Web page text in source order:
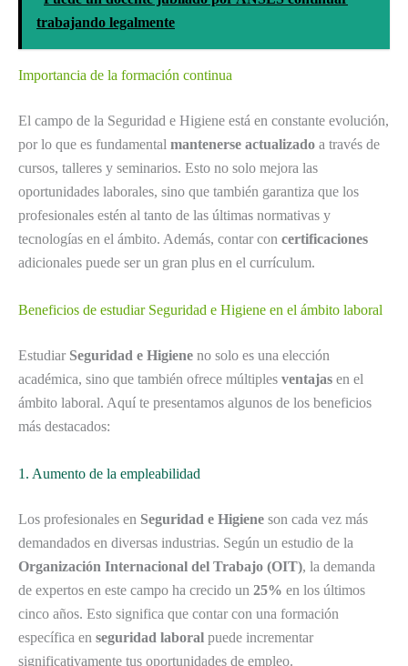
trabajando legalmente
Importancia de la formación continua
El campo de la Seguridad e Higiene está en constante evolución,
por lo que es fundamental mantenerse actualizado a través de
cursos, talleres y seminarios. Esto no solo mejora las
oportunidades laborales, sino que también garantiza que los
profesionales estén al tanto de las últimas normativas y
tecnologías en el ámbito. Además, contar con certificaciones
adicionales puede ser un gran plus en el currículum.
Beneficios de estudiar Seguridad e Higiene en el ámbito laboral
Estudiar Seguridad e Higiene no solo es una elección
académica, sino que también ofrece múltiples ventajas en el
ámbito laboral. Aquí te presentamos algunos de los beneficios
más destacados:
1. Aumento de la empleabilidad
Los profesionales en Seguridad e Higiene son cada vez más
demandados en diversas industrias. Según un estudio de la
Organización Internacional del Trabajo (OIT), la demanda
de expertos en este campo ha crecido un 25% en los últimos
cinco años. Esto significa que contar con una formación
específica en seguridad laboral puede incrementar
significativamente tus oportunidades de empleo.